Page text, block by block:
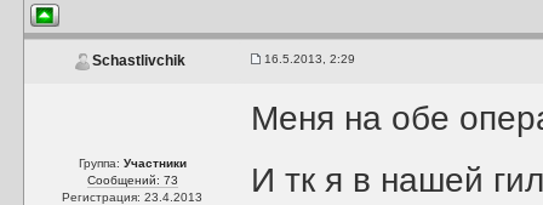
Schastlivchik 16.5.2013, 2:29
Группа: Участники
Сообщений: 73
Регистрация: 23.4.2013
Меня на обе
И тк я в нашей